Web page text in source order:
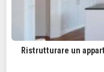
Ristrutturare un